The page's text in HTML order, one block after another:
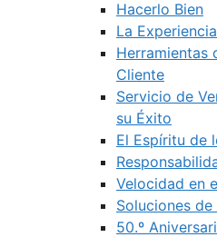
Hacerlo Bien
La
Herramientas
Cliente
Servicio de
su Éxito
El Espíritu de
Velocidad en
Soluciones
50.º